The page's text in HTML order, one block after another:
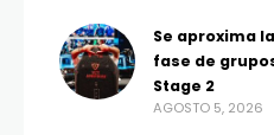
Se aproxima
fase de
Stage 2
AGOSTO 5, 2026